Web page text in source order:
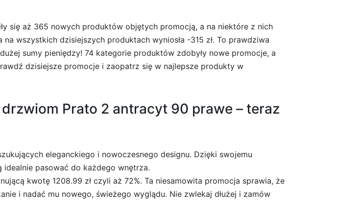
się aż 365 nowych produktów objętych promocją, a na niektóre z nich
wszystkich dzisiejszych produktach wyniosła -315 zł. To prawdziwa
sumy pieniędzy! 74 kategorie produktów zdobyły nowe promocje, a
dzisiejsze promocje i zaopatrz się w najlepsze produkty w
Prato 2 antracyt 90 prawe – teraz
eleganckiego i nowoczesnego designu. Dzięki swojemu
pasować do każdego wnętrza.
kwotę 1208.99 zł czyli aż 72%. Ta niesamowita promocja sprawia, że
i nadać mu nowego, świeżego wyglądu. Nie zwlekaj dłużej i zamów